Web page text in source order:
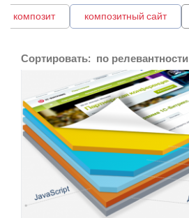
композит композитный сайт
Сортировать: по релевантности
Вконтакте
Регистрация